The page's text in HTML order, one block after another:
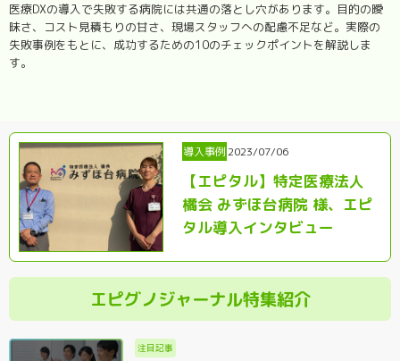
医療DXの導入で失敗する病院には共通の落とし穴があります。目的の曖
昧さ、コスト見積もりの甘さ、現場スタッフへの配慮不足など。実際の
失敗事例をもとに、成功するための10のチェックポイントを解説しま
す。
導入事例2023/07/06
【エピタル】特定医療法人
橘会 みずほ台病院 様、エピ
タル導入インタビュー
エピグノジャーナル特集紹介
注目記事